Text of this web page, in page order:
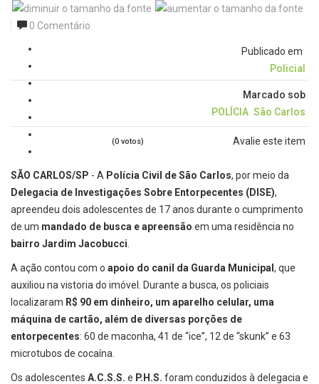
0 Comentário
Publicado em
Policial
Marcado sob
POLÍCIA São Carlos
Avalie este item
(0 votos)
SÃO CARLOS/SP - A Polícia Civil de São Carlos, por meio da
Delegacia de Investigações Sobre Entorpecentes (DISE),
apreendeu dois adolescentes de 17 anos durante o cumprimento
de um mandado de busca e apreensão em uma residência no
bairro Jardim Jacobucci
A ação contou com o apoio do canil da Guarda Municipal , que
auxiliou na vistoria do imóvel. Durante a busca, os policiais
localizaram R$ 90 em dinheiro, um aparelho celular, uma
máquina de cartão, além de diversas porções de
entorpecentes: 60 de maconha, 41 de “ice”, 12 de “skunk” e 63
microtubos de cocaína.
Os adolescentes A.C.S.S. e P.H.S. foram conduzidos à delegacia e